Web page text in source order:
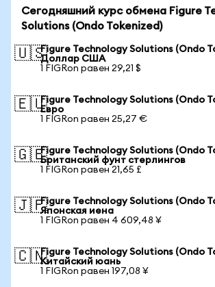
Сегодняшний курс обмена Figure
Solutions (Ondo Tokenized)
🇺🇸Figure Technology Solutions (Ondo
Доллар США
1 FIGRon равен 29,21 $
🇪🇺Figure Technology Solutions (Ondo
Евро
1 FIGRon равен 25,27 €
🇬🇧Figure Technology Solutions (Ondo
Британский фунт стерлингов
1 FIGRon равен 21,65 £
🇯🇵Figure Technology Solutions (Ondo
Японская иена
1 FIGRon равен 4 609,48 ¥
🇨🇳Figure Technology Solutions (Ondo
Китайский юань
1 FIGRon равен 197,08 ¥